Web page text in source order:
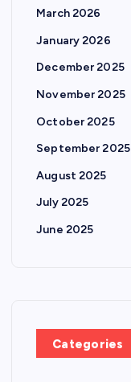
March 2026
January 2026
December 2025
November 2025
October 2025
September 2025
August 2025
July 2025
June 2025
Categories